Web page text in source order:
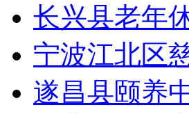
长兴县老年
宁波江北区
遂昌县颐养